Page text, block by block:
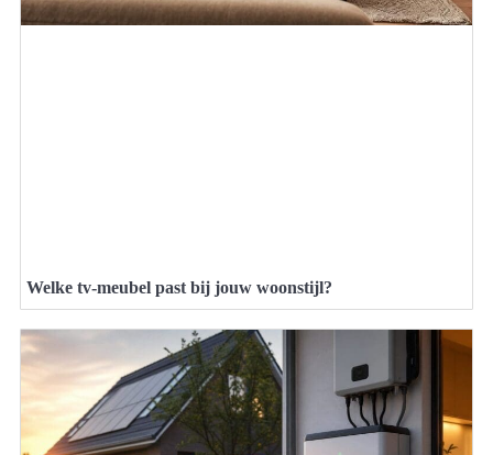
Welke tv-meubel past bij jouw woonstijl?